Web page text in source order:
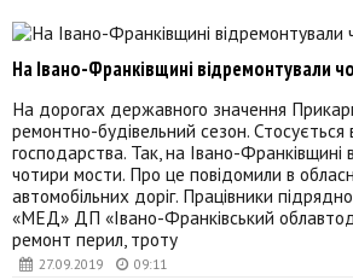
27.09.2019 09:11
На Івано-Франківщині відремонтували
На дорогах державного значення
ремонтно-будівельний сезон. Стосується
господарства. Так, на Івано-Франківщині
чотири мости. Про це повідомили в
автомобільних доріг. Працівники
«МЕД» ДП «Івано-Франківський
ремонт перил, троту